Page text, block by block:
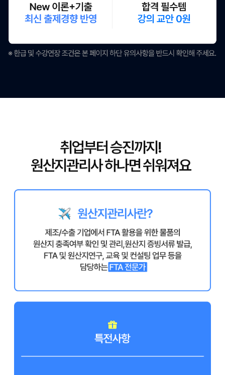
취업부터 승진까지!
원산지관리사 하나면 쉬워져요